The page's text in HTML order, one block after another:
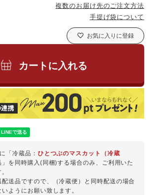
複数のお届け先のご注文方法
手提げ袋について
お気に入りに登録
カートに入れる
「冷蔵品： ひとつぶのマスカット（冷蔵
」を同時購入(同梱)する場合のみ、ご利用いた
送品ですので、（冷蔵便）と同時配送の場合
ようにお願い致します。